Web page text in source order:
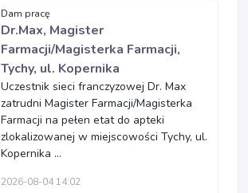
Dam pracę
Dr.Max, Magister
Farmacji/Magisterka Farmacji,
Tychy, ul. Kopernika
Uczestnik sieci franczyzowej Dr. Max
zatrudni Magister Farmacji/Magisterka
Farmacji na pełen etat do apteki
zlokalizowanej w miejscowości Tychy, ul.
Kopernika ...
2026-08-04 14:02